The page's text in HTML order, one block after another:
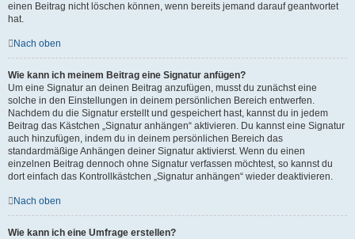
einen Beitrag nicht löschen können, wenn bereits jemand darauf geantwortet
hat.
Nach oben
Wie kann ich meinem Beitrag eine Signatur anfügen?
Um eine Signatur an deinen Beitrag anzufügen, musst du zunächst eine
solche in den Einstellungen in deinem persönlichen Bereich entwerfen.
Nachdem du die Signatur erstellt und gespeichert hast, kannst du in jedem
Beitrag das Kästchen „Signatur anhängen“ aktivieren. Du kannst eine Signatur
auch hinzufügen, indem du in deinem persönlichen Bereich das
standardmäßige Anhängen deiner Signatur aktivierst. Wenn du einen
einzelnen Beitrag dennoch ohne Signatur verfassen möchtest, so kannst du
dort einfach das Kontrollkästchen „Signatur anhängen“ wieder deaktivieren.
Nach oben
Wie kann ich eine Umfrage erstellen?